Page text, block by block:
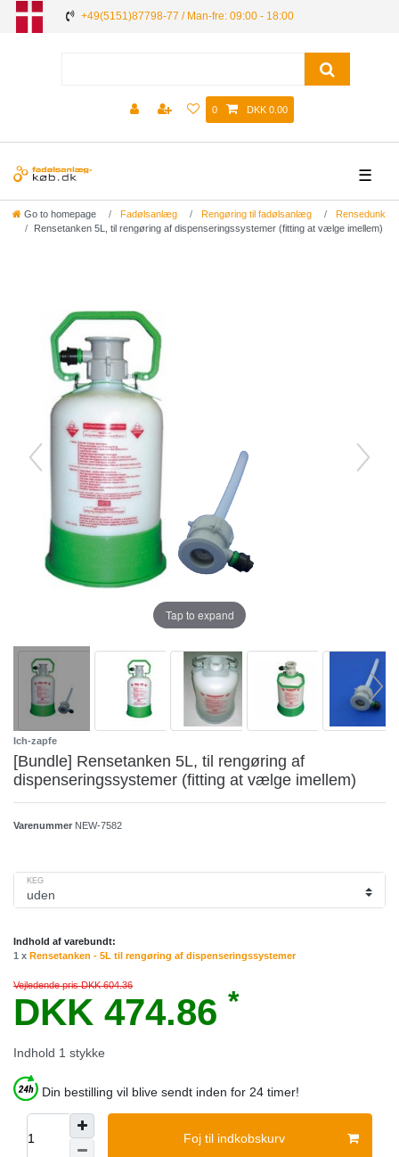
+49(5151)87798-77 / Man-fre: 09:00 - 18:00
0 DKK 0.00
☰
Go to homepage Fadølsanlæg Rengøring til fadølsanlæg
Rensedunk
Rensetanken 5L, til rengøring af dispenseringssystemer (fitting at vælge imellem)
Tap to expand
Ich-zapfe
[Bundle] Rensetanken 5L, til rengøring af
dispenseringssystemer (fitting at vælge imellem)
Varenummer NEW-7582
KEG
Indhold af varebundt:
1 x Rensetanken - 5L til rengøring af dispenseringssystemer
Vejledende pris DKK 604.36
DKK 474.86 *
Indhold 1 stykke
Din bestilling vil blive sendt inden for 24 timer!
Foj til indkobskurv